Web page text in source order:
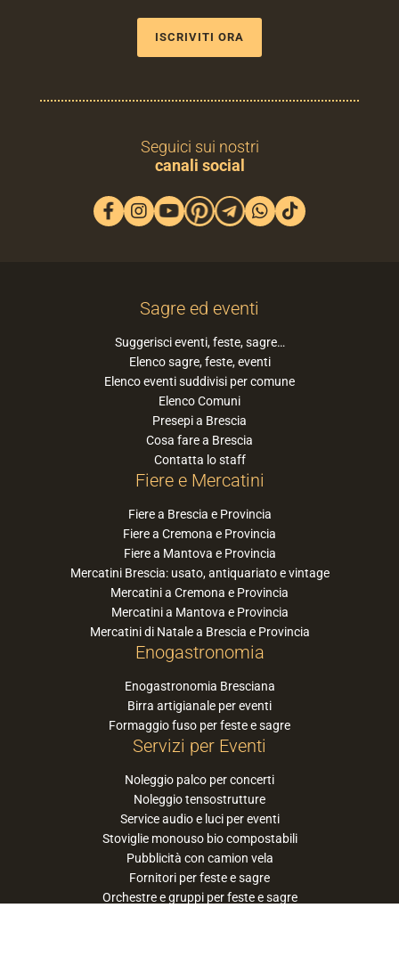
ISCRIVITI ORA
Seguici sui nostri
canali social
Sagre ed eventi
Suggerisci eventi, feste, sagre…
Elenco sagre, feste, eventi
Elenco eventi suddivisi per comune
Elenco Comuni
Presepi a Brescia
Cosa fare a Brescia
Contatta lo staff
Fiere e Mercatini
Fiere a Brescia e Provincia
Fiere a Cremona e Provincia
Fiere a Mantova e Provincia
Mercatini Brescia: usato, antiquariato e vintage
Mercatini a Cremona e Provincia
Mercatini a Mantova e Provincia
Mercatini di Natale a Brescia e Provincia
Enogastronomia
Enogastronomia Bresciana
Birra artigianale per eventi
Formaggio fuso per feste e sagre
Servizi per Eventi
Noleggio palco per concerti
Noleggio tensostrutture
Service audio e luci per eventi
Stoviglie monouso bio compostabili
Pubblicità con camion vela
Fornitori per feste e sagre
Orchestre e gruppi per feste e sagre